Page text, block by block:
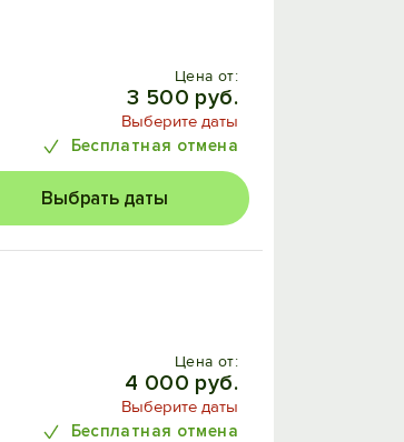
Цена от:
3 500 руб.
Выберите даты
Бесплатная отмена
Выбрать даты
Цена от:
4 000 руб.
Выберите даты
Бесплатная отмена